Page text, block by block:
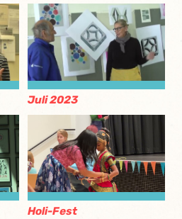
Juli 2023
Holi-Fest